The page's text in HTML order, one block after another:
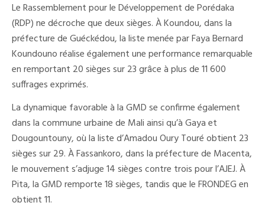
Le Rassemblement pour le Développement de Porédaka
(RDP) ne décroche que deux sièges. À Koundou, dans la
préfecture de Guéckédou, la liste menée par Faya Bernard
Koundouno réalise également une performance remarquable
en remportant 20 sièges sur 23 grâce à plus de 11 600
suffrages exprimés.
La dynamique favorable à la GMD se confirme également
dans la commune urbaine de Mali ainsi qu’à Gaya et
Dougountouny, où la liste d’Amadou Oury Touré obtient 23
sièges sur 29. À Fassankoro, dans la préfecture de Macenta,
le mouvement s’adjuge 14 sièges contre trois pour l’AJEJ. À
Pita, la GMD remporte 18 sièges, tandis que le FRONDEG en
obtient 11.